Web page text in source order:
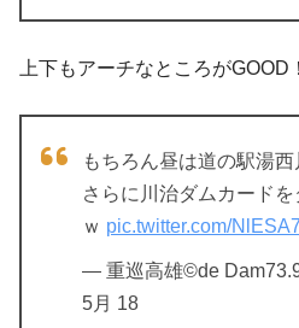
上下もアーチなところがGOOD！
もちろん昼は道の駅湯西
さらに川治ダムカード
ｗ pic.twitter.com/
— 重巡高雄©de
5月 18